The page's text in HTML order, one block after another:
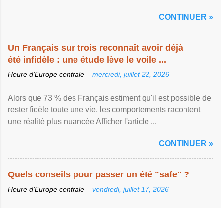
CONTINUER »
Un Français sur trois reconnaît avoir déjà
été infidèle : une étude lève le voile ...
Heure d’Europe centrale – mercredi, juillet 22, 2026
Alors que 73 % des Français estiment qu'il est possible de
rester fidèle toute une vie, les comportements racontent
une réalité plus nuancée Afficher l'article ...
CONTINUER »
Quels conseils pour passer un été "safe" ?
Heure d’Europe centrale – vendredi, juillet 17, 2026